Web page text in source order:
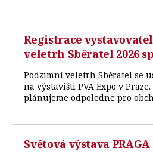
Registrace
veletrh Sběratel 2026
Podzimní veletrh Sběratel se
na výstavišti PVA Expo v
plánujeme odpoledne pro
Světová výstava